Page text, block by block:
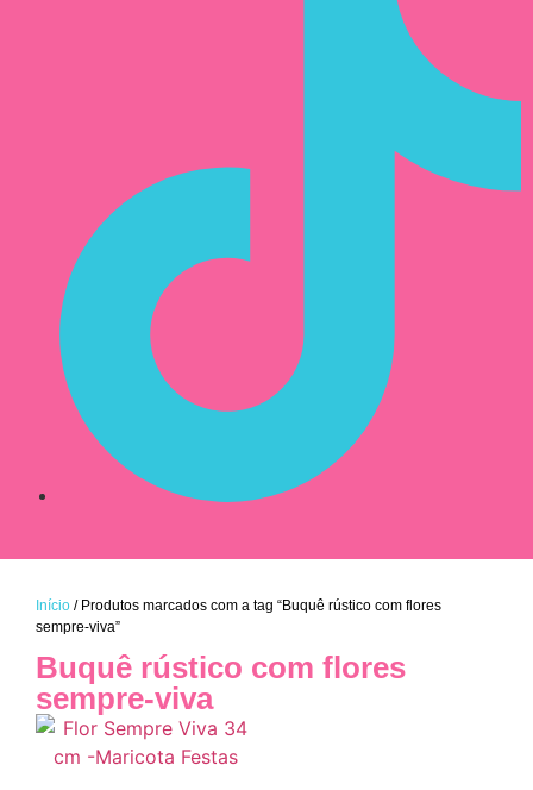
Início / Produtos marcados com a tag “Buquê rústico com flores
sempre-viva”
Buquê rústico com flores
sempre-viva